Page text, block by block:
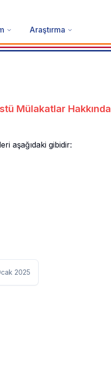
Araştırma
Mülakatlar Hakkında
aşağıdaki gibidir:
2025